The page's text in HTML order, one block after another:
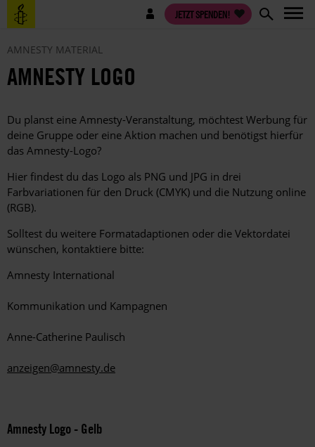
Direkt
zum
Benutzermenü JETZT SPENDEN!
AMNESTY MATERIAL
AMNESTY LOGO
Du planst eine Amnesty-Veranstaltung, möchtest Werbung für
deine Gruppe oder eine Aktion machen und benötigst hierfür
das Amnesty-Logo?
Hier findest du das Logo als PNG und JPG in drei
Farbvariationen für den Druck (CMYK) und die Nutzung online
(RGB).
Solltest du weitere Formatadaptionen oder die Vektordatei
wünschen, kontaktiere bitte:
Amnesty International
Kommunikation und Kampagnen
Anne-Catherine Paulisch
anzeigen@amnesty.de
Amnesty Logo - Gelb